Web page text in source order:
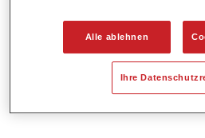
Eignet sich für alle Ganz- und
normalen Temperaturen.
Alle ablehnen
Ihre